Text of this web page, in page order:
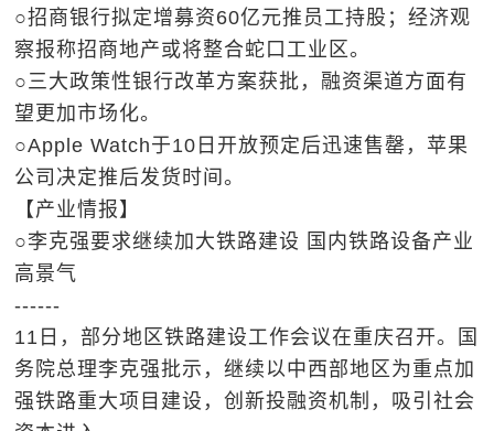
○招商银行拟定增募资60亿元推员工持股；经济观
察报称招商地产或将整合蛇口工业区。
○三大政策性银行改革方案获批，融资渠道方面有
望更加市场化。
○Apple Watch于10日开放预定后迅速售罄，苹果
公司决定推后发货时间。
【产业情报】
○李克强要求继续加大铁路建设 国内铁路设备产业
高景气
------
11日，部分地区铁路建设工作会议在重庆召开。国
务院总理李克强批示，继续以中西部地区为重点加
强铁路重大项目建设，创新投融资机制，吸引社会